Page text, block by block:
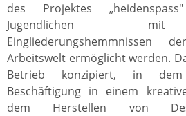
des Projektes
Jugendlichen mit
Arbeitswelt ermöglicht werden.
Betrieb konzipiert, in dem
Beschäftigung in einem
dem Herstellen von